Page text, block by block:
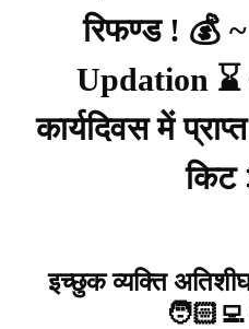
रिफण्ड ! 💰
Updation
कार्यदिवस में
किट
इच्छुक व्यक्ति